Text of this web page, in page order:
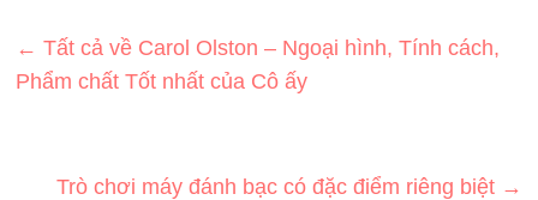
← Tất cả về Carol Olston – Ngoại hình, Tính cách,
Phẩm chất Tốt nhất của Cô ấy
Trò chơi máy đánh bạc có đặc điểm riêng biệt →